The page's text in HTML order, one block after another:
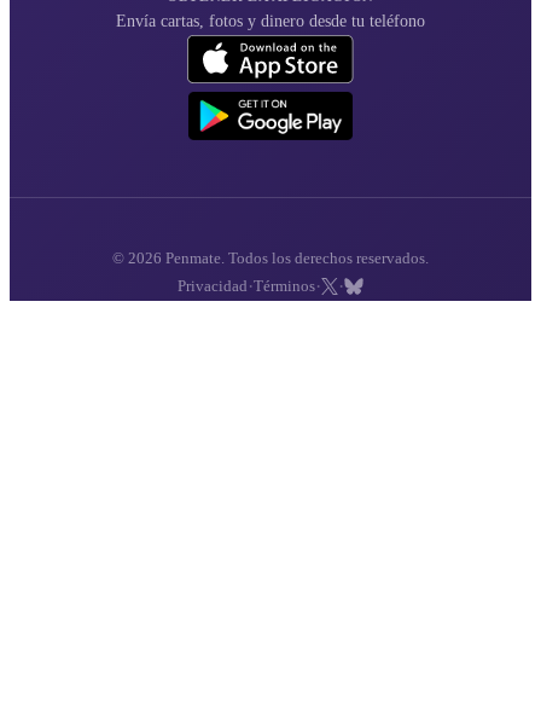
Envía cartas, fotos y dinero desde tu teléfono
© 2026 Penmate. Todos los derechos reservados.
Privacidad ·Términos· ·